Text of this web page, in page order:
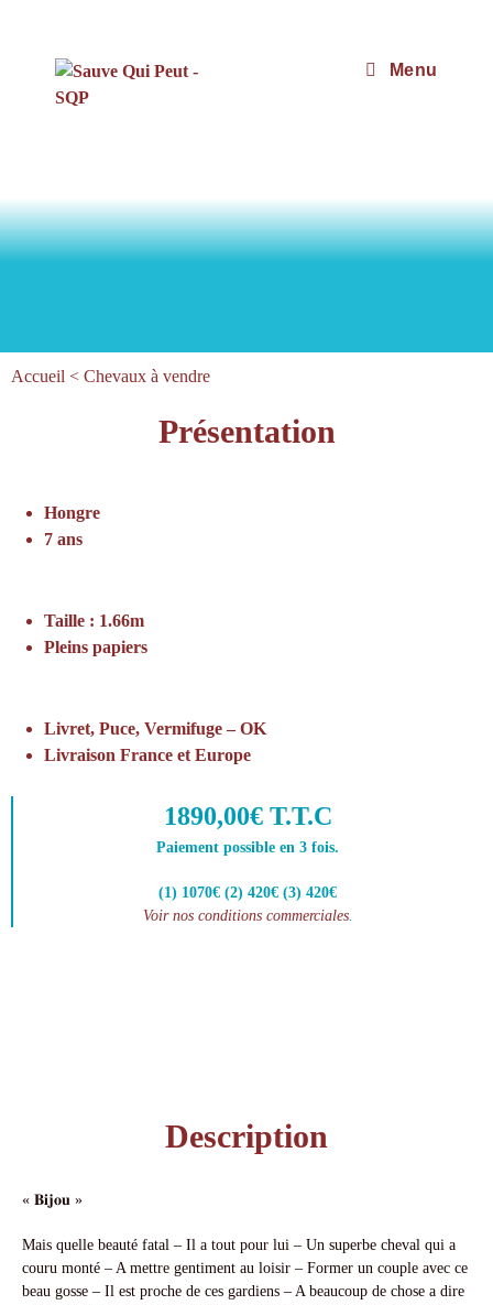
Menu
Accueil < Chevaux à vendre
Présentation
Hongre
7 ans
Taille : 1.66m
Pleins papiers
Livret, Puce, Vermifuge – OK
Livraison France et Europe
1890,00€ T.T.C
Paiement possible en 3 fois.
(1) 1070€ (2) 420€ (3) 420€
Voir nos conditions commerciales.
Description
« 𝐁𝐢𝐣𝐨𝐮 »
Mais quelle beauté fatal – Il a tout pour lui – Un superbe cheval qui a
couru monté – A mettre gentiment au loisir – Former un couple avec ce
beau gosse – Il est proche de ces gardiens – A beaucoup de chose a dire